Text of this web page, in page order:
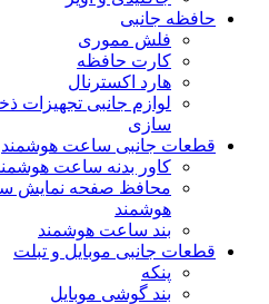
حافظه جانبی
فلش مموری
کارت حافظه
هارد اکسترنال
لوازم جانبی تجهیزات
سازی
قطعات جانبی ساعت هوشمند
کاور بدنه ساعت
محافظ صفحه نمایش
هوشمند
بند ساعت هوشمند
قطعات جانبی موبایل و تبلت
پنکه
بند گوشی موبایل